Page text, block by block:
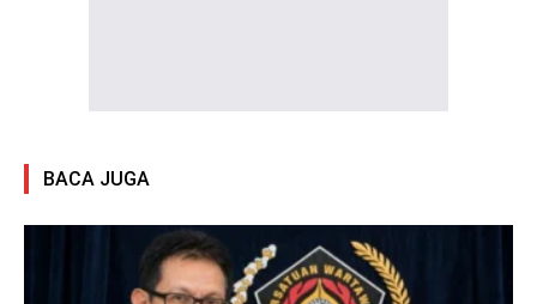
BACA JUGA